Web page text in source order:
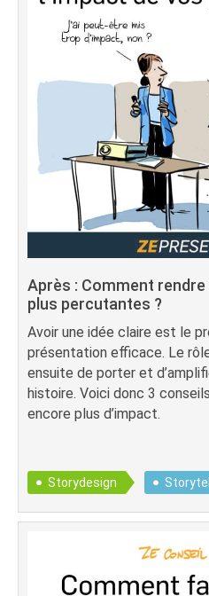
Après : Comment
plus percutantes ?
Avoir une idée claire est le
présentation efficace. Le
ensuite de porter et
histoire. Voici donc 3
encore plus d’impact.
Storydesign